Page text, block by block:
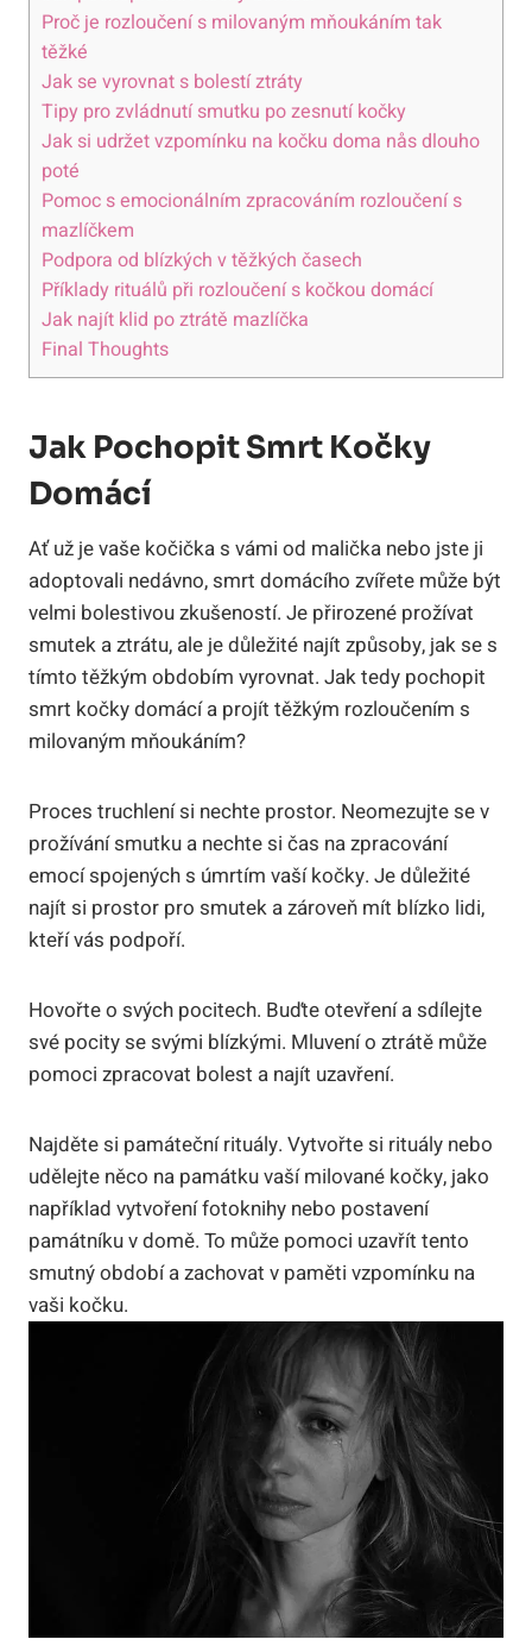
Proč je rozloučení s milovaným mňoukáním tak
těžké
Jak se vyrovnat s bolestí ztráty
Tipy pro zvládnutí smutku po zesnutí kočky
Jak si udržet vzpomínku na kočku doma nås dlouho
poté
Pomoc s emocionálním zpracováním rozloučení s
mazlíčkem
Podpora od blízkých v těžkých časech
Příklady rituálů při rozloučení s kočkou domácí
Jak najít klid po ztrátě mazlíčka
Final Thoughts
Jak Pochopit Smrt Kočky
Domácí
Ať už je vaše kočička s vámi od malička nebo jste ji
adoptovali nedávno, smrt domácího zvířete může být
velmi bolestivou zkušeností. Je přirozené prožívat
smutek a ztrátu, ale je důležité najít způsoby, jak se s
tímto těžkým obdobím vyrovnat. Jak tedy pochopit
smrt kočky domácí a projít těžkým rozloučením s
milovaným mňoukáním?
Proces truchlení si nechte prostor. Neomezujte se v
prožívání smutku a nechte si čas na zpracování
emocí spojených s úmrtím vaší kočky. Je důležité
najít si prostor pro smutek a zároveň mít blízko lidi,
kteří vás podpoří.
Hovořte o svých pocitech. Buďte otevření a sdílejte
své pocity se svými blízkými. Mluvení o ztrátě může
pomoci zpracovat bolest a najít uzavření.
Najděte si památeční rituály. Vytvořte si rituály nebo
udělejte něco na památku vaší milované kočky, jako
například vytvoření fotoknihy nebo postavení
památníku v domě. To může pomoci uzavřít tento
smutný období a zachovat v paměti vzpomínku na
vaši kočku.